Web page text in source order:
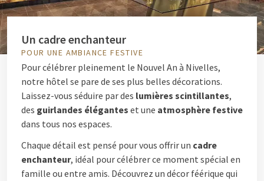
Un cadre enchanteur
POUR UNE AMBIANCE FESTIVE
Pour célébrer pleinement le Nouvel An à Nivelles,
notre hôtel se pare de ses plus belles décorations.
Laissez-vous séduire par des lumières scintillantes,
des guirlandes élégantes et une atmosphère festive
dans tous nos espaces.
Chaque détail est pensé pour vous offrir un cadre
enchanteur, idéal pour célébrer ce moment spécial en
famille ou entre amis. Découvrez un décor féérique qui